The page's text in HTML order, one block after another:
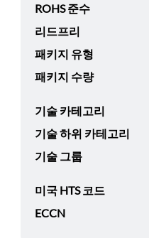
ROHS 준수
리드프리
패키지 유형
패키지 수량
기술 카테고리
기술 하위 카테고리
기술 그룹
미국 HTS 코드
ECCN